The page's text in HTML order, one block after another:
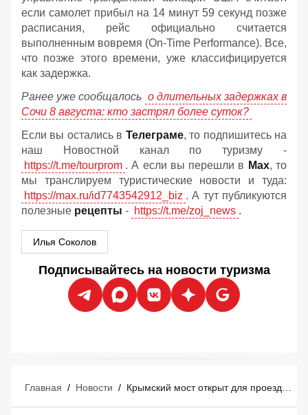
если самолет прибыл на 14 минут 59 секунд позже
расписания, рейс официально считается
выполненным вовремя (On-Time Performance). Все,
что позже этого времени, уже классифицируется
как задержка.
Ранее уже сообщалось о длительных задержках в
Сочи 8 августа: кто застрял более суток?
Если вы остались в Телеграме, то подпишитесь на
наш Новостной канал по туризму -
https://t.me/tourprom . А если вы перешли в Мах, то
мы транслируем туристические новости и туда:
https://max.ru/id7743542912_biz . А тут публикуются
полезные рецепты - https://t.me/zoj_news .
Илья Соколов
Подписывайтесь на новости туризма
Главная / Новости /